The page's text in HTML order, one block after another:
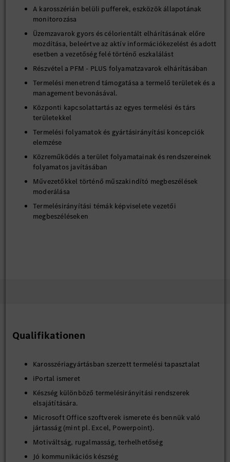
A karosszérián belüli pufferek, eszközök állapotának
monitorozása
Üzemzavarok gyors és célorientált elhárításának előre
mozdítása, beleértve az aktív információkezelést és adott
esetben a vezetőség felé történő eszkalálást
Részvétel a PFM - PLUS folyamatzavarok elhárításában
Termelési menetrend támogatása a termelő területek és a
management bevonásával.
Központi kapcsolattartás az egyes termelési és társ
területekkel
Termelési folyamatok és gyártásirányítási koncepciók
elemzése
Közreműködés a terület folyamatainak és rendszereinek
folyamatos javításában
Művezetőkkel történő műszakindító megbeszélések
moderálása
Termelésirányítási témák képviselete vezetői
megbeszéléseken
Qualifikationen
Karosszériagyártásban szerzett termelési tapasztalat
iPortal ismeret
Készség különböző termelésirányitási rendszerek
elsajátítására.
Microsoft Office szoftverek ismerete és bennük való
jártasság (mint pl. Excel, Powerpoint).
Motiváltság, rugalmasság, terhelhetőség
Jó kommunikációs készség